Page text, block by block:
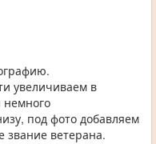
увеличиваем в
немного
под фото добавляем
звание ветерана.